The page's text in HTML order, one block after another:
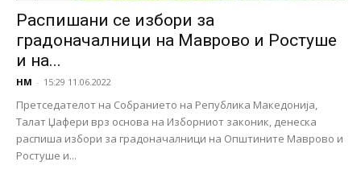
Распишани се избори за
градоначалници на Маврово и Ростуше
и на...
НМ - 15:29 11.06.2022
Претседателот на Собранието на Република Македонија,
Талат Џафери врз основа на Изборниот законик, денеска
распиша избори за градоначалници на Општините Маврово и
Ростуше и...